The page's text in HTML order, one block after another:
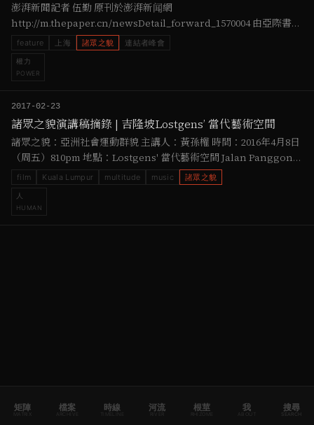
矩陣
MATRIX
檔案
ARCHIVE
時線 河流
RIVER
根莖 我 搜尋
SEARCH
澎湃新聞記者 伍勤 原刊於澎湃新闻網
http://m.thepaper.cn/newsDetail_forward_1570004 由亞際書院
支持、黃孫權任總召集人的「諸眾之貌」計劃在2014年上海雙年展
時開始為人所知。黃孫權把「諸眾之貌」…
feature 上海 諸眾之貌 連結者峰會
權力
POWER
2017-02-23
諸眾之貌演講稿摘錄 | 吉隆坡Lostgens’ 當代藝術空間
諸眾之貌：亞洲社會運動群貌 主講人：黃孫權 時間：2016年4月8日
（周五）810pm 地點：Lostgens' 當代藝術空間 Jalan Panggong,
50000 Kuala Lumpur, Wilayah Persekutuan …
film Kuala Lumpur multitude music 諸眾之貌
人
HUMAN